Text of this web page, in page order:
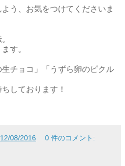
う、お気をつけてくださいま
す。
チョコ」「うずら卵のピクル
しております！
12/08/2016 0 件のコメント: